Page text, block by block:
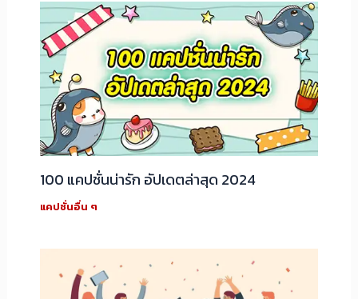
100 แคปชั่นน่ารัก อัปเดตล่าสุด 2024
แคปชั่นอื่น ๆ